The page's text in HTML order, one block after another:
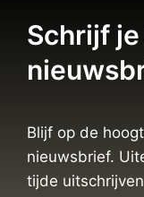
Schrijf
Blijf op de
nieuwsbrief.
tijde uitschrijven